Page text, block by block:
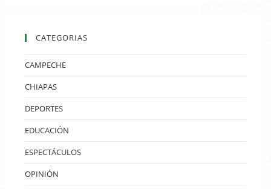
CATEGORIAS
CAMPECHE
CHIAPAS
DEPORTES
EDUCACIÓN
ESPECTÁCULOS
OPINIÓN